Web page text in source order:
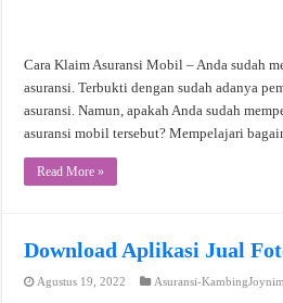
Cara Klaim Asuransi Mobil – Anda sudah
asuransi. Terbukti dengan sudah adanya
asuransi. Namun, apakah Anda sudah
asuransi mobil tersebut? Mempelajari
Read More »
Download Aplikasi Jual
Agustus 19, 2022 Asuransi-KambingJoynim